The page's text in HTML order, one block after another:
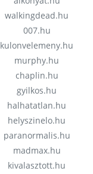
walkingdead.hu
007.hu
kulonvelemeny.hu
murphy.hu
chaplin.hu
gyilkos.hu
halhatatlan.hu
helyszinelo.hu
paranormalis.hu
madmax.hu
kivalasztott.hu